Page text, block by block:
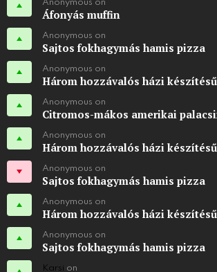
Anonymous on
Áfonyás muffin
Anonymous on
Sajtos fokhagymás hamis pizza
Anonymous on
Három hozzávalós házi
Anonymous on
Citromos-mákos amerikai
Anonymous on
Három hozzávalós házi
Anonymous on
Sajtos fokhagymás hamis pizza
Anonymous on
Három hozzávalós házi
Anonymous on
Sajtos fokhagymás hamis pizza
Karsi on